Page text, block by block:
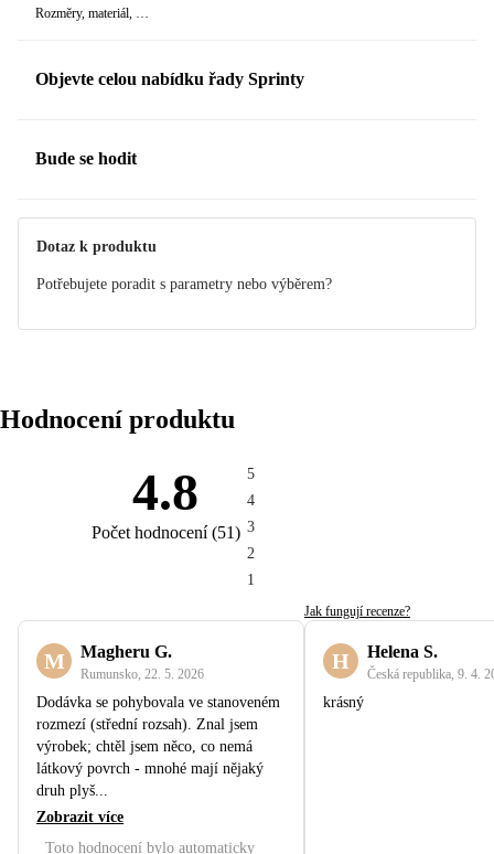
Rozměry, materiál, …
Objevte celou nabídku řady Sprinty
Bude se hodit
Dotaz k produktu
Potřebujete poradit s parametry nebo výběrem?
Hodnocení produktu
4.8
Počet hodnocení(51)
5
4
3
2
1
Jak fungují recenze?
M Magheru G.
Rumunsko 22. 5. 2026
Dodávka se pohybovala ve stanoveném
rozmezí (střední rozsah). Znal jsem
výrobek; chtěl jsem něco, co nemá
látkový povrch - mnohé mají nějaký
druh plyš...
Zobrazit více
Toto hodnocení bylo automaticky
H Helena S.
Česká republika 9. 4.
krásný